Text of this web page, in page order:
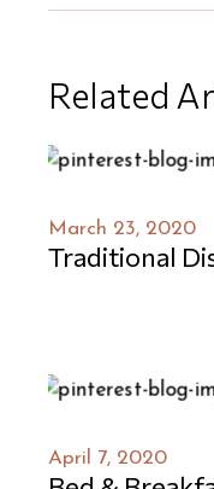
Related
March 23, 2020
Traditional
April 7, 2020